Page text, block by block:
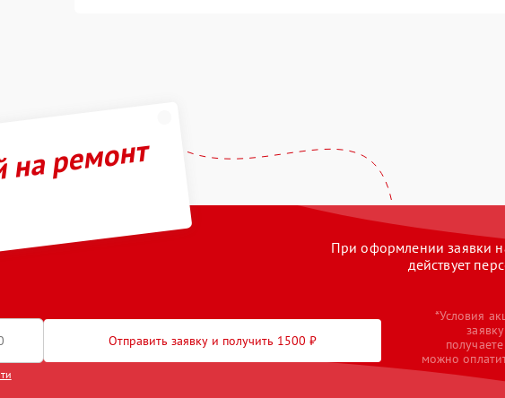
ремонт
При оформлении заявки
действует
Отправить заявку и получить 1500 ₽
*Условия
можно